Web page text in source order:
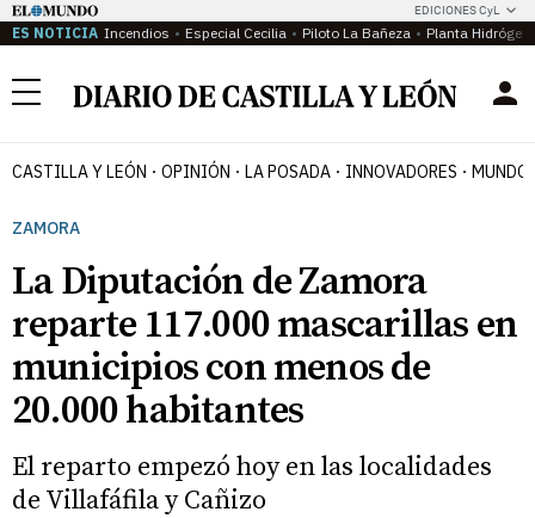
EDICIONES CyL
ES NOTICIA Incendios Especial Cecilia Piloto La Bañeza Planta
Menú
CASTILLA Y LEÓN OPINIÓN LA POSADA INNOVADORES MUNDO
ZAMORA
La Diputación de Zamora
reparte 117.000 mascarillas en
municipios con menos de
20.000 habitantes
El reparto empezó hoy en las localidades
de Villafáfila y Cañizo